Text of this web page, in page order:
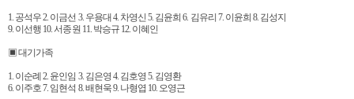
1. 공석우 2. 이금선 3. 우용대 4. 차영신 5. 김윤희 6. 김유리 7. 이윤희 8. 김성지
9. 이선행 10. 서종원 11. 박승규 12. 이혜인
▣ 대기가족
1. 이순례 2. 윤인임 3. 김은영 4. 김호영 5. 김영환
6. 이주호 7. 임현석 8. 배현욱 9. 나형엽 10. 오영근